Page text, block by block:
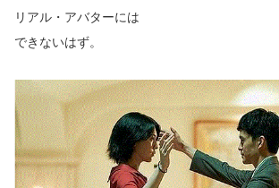
リアル・アバターには
できないはず。